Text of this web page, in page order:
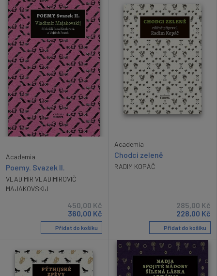
Academia
Poemy. Svazek II.
VLADIMIR VLADIMIROVIČ
MAJAKOVSKIJ
450,00Kč
360,00 Kč
Přidat do košíku
Academia
Chodci zeleně
RADIM KOPÁČ
285,00Kč
228,00 Kč
Přidat do košíku